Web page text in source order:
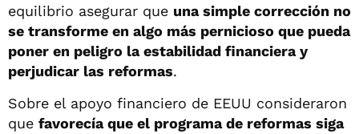
equilibrio asegurar que una simple corrección no
se transforme en algo más pernicioso que pueda
poner en peligro la estabilidad financiera y
perjudicar las reformas.
Sobre el apoyo financiero de EEUU consideraron
que favorecía que el programa de reformas siga